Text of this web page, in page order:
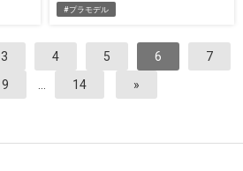
#プラモデル
3 4 5 6
7
9 … 14 »